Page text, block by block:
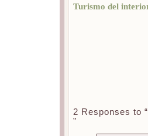
Turismo del
2 Responses to
”